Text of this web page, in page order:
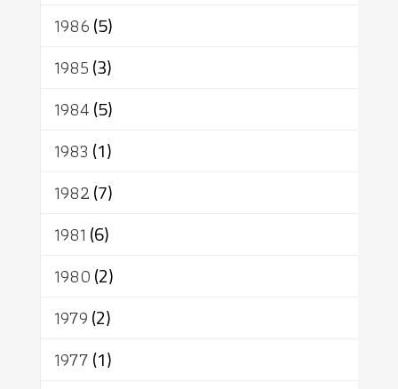
1986(5)
1985(3)
1984(5)
1983 (1)
1982(7)
1981 (6)
1980(2)
1979(2)
1977(1)